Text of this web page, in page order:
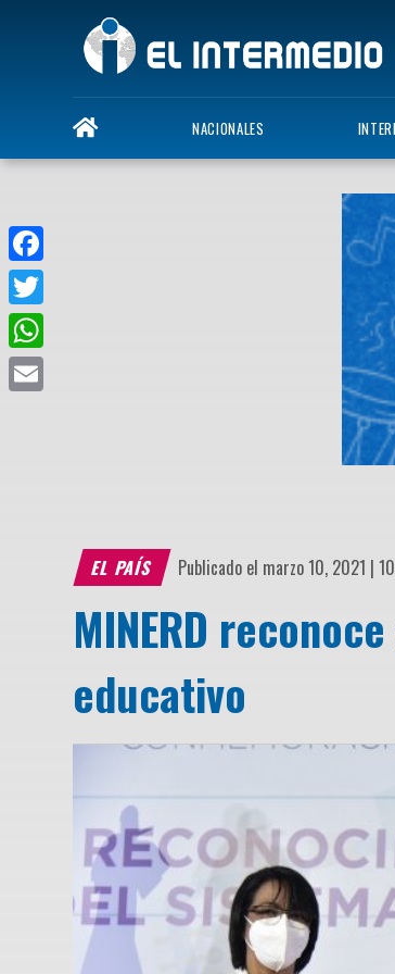
NACIONALES
EL PAÍS Publicado el marzo 10, 2021 |
MINERD
educativo
Facebook
Twitter
WhatsApp